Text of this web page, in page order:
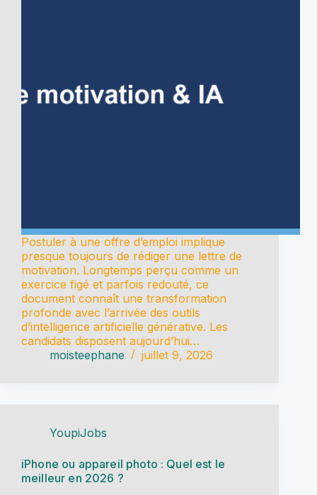
Postuler à une offre d’emploi implique
presque toujours de rédiger une lettre de
motivation. Longtemps perçu comme un
exercice figé et parfois redouté, ce
document connaît une transformation
profonde avec l’arrivée des outils
d’intelligence artificielle générative. Les
candidats disposent aujourd’hui…
moisteephane
juillet 9, 2026
YoupiJobs
iPhone ou appareil photo : Quel est le
meilleur en 2026 ?